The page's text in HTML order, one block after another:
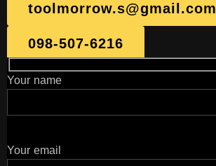
toolmorrow.s@gmail.com
098-507-6216
Your name
Your email